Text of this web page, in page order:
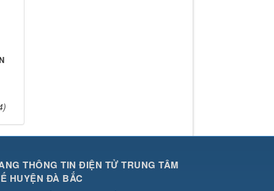
THÔNG TIN ĐIỆN TỬ TRUNG TÂM
HUYỆN ĐÀ BẮC